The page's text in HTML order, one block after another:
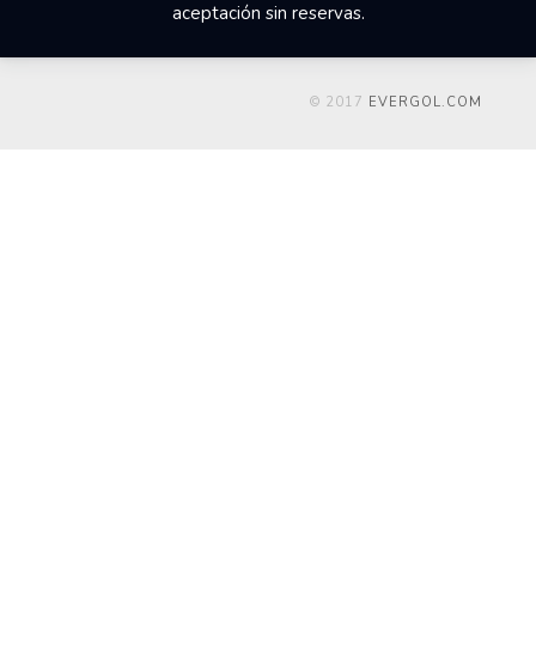
aceptación sin reservas.
© 2017 EVERGOL.COM